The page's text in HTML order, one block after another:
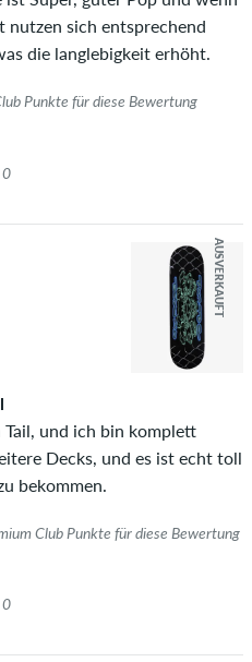
"Verifizierter Kauf". Bei
anhand ihrer Bestellungen
Personen den Artikel
haben.
nutzen sich entsprechend
die langlebigkeit erhöht.
Punkte für diese Bewertung
0
AUSVERKAUFT
und ich bin komplett
Decks, und es ist echt toll
bekommen.
Club Punkte für diese Bewertung
0